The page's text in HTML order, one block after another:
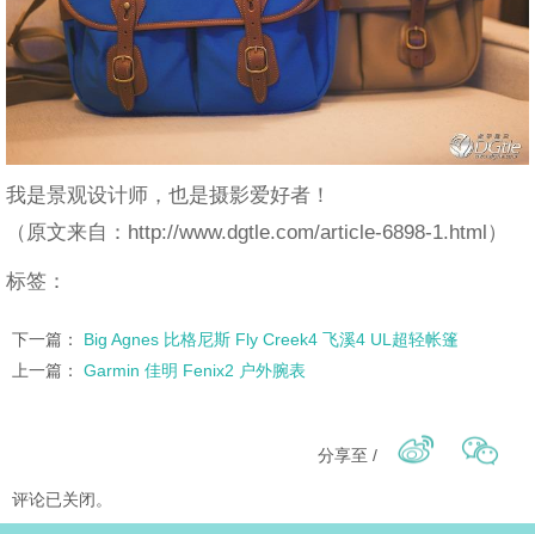
我是景观设计师，也是摄影爱好者！
（原文来自：http://www.dgtle.com/article-6898-1.html）
标签：
下一篇： Big Agnes 比格尼斯 Fly Creek4 飞溪4 UL超轻帐篷
上一篇： Garmin 佳明 Fenix2 户外腕表
分享至 /
评论已关闭。